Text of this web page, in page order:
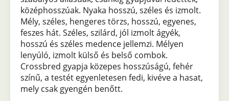
középhosszúak. Nyaka hosszú, széles és izmolt.
Mély, széles, hengeres törzs, hosszú, egyenes,
feszes hát. Széles, szilárd, jól izmolt ágyék,
hosszú és széles medence jellemzi. Mélyen
lenyúló, izmolt külső és belső combok.
Crossbred gyapja közepes hosszúságú, fehér
színű, a testét egyenletesen fedi, kivéve a hasat,
mely csak gyengén benőtt.